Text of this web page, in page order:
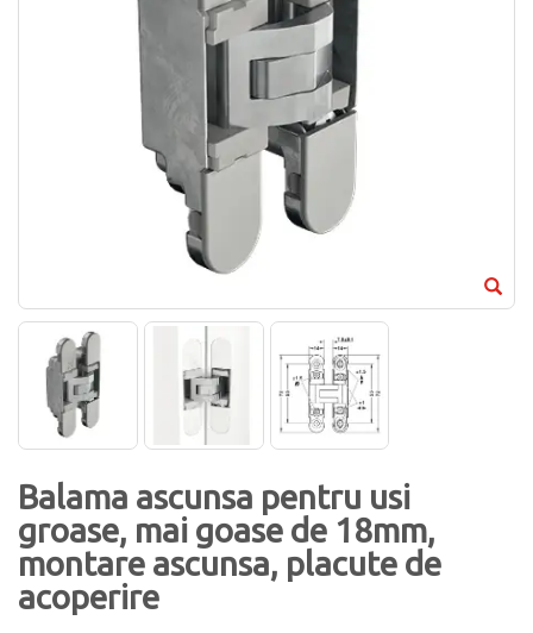
Balama ascunsa pentru usi
groase, mai goase de 18mm,
montare ascunsa, placute de
acoperire